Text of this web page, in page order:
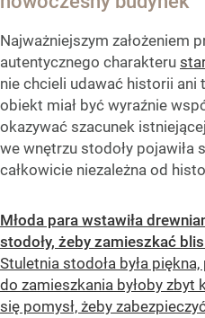
Najważniejszym założeniem
autentycznego charakteru
nie chcieli udawać historii
obiekt miał być wyraźnie
okazywać szacunek
we wnętrzu stodoły pojawiła
całkowicie niezależna od
Młoda para wstawiła
stodoły, żeby zamieszkać
Stuletnia stodoła była
do zamieszkania byłoby zbyt
się pomysł, żeby